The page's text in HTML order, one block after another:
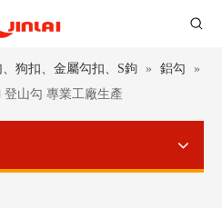
、狗扣、金屬勾扣、S鉤 » 鋁勾
»
山勾 專業工廠生產